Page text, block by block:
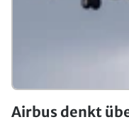
Airbus denkt